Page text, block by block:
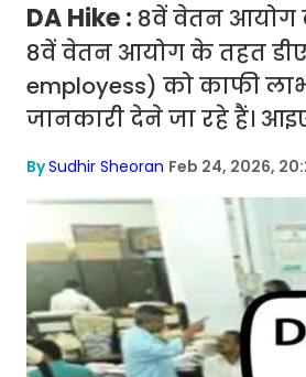
DA Hike : 8वें वेतन आयोग
8वें वेतन आयोग के तहत डीए
employess) को काफी
जानकारी देने जा रहे हैं।
BySudhir Sheoran Feb 24, 2026,